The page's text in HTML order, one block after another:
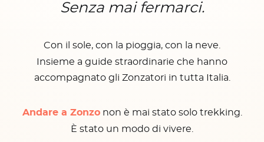
Senza mai fermarci.
Con il sole, con la pioggia, con la neve.
Insieme a guide straordinarie che hanno
accompagnato gli Zonzatori in tutta Italia.
Andare a Zonzonon è mai stato solo trekking.
È stato un modo di vivere.